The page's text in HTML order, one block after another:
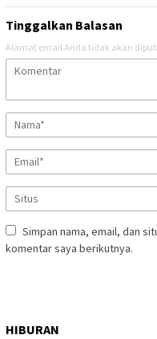
Tinggalkan Balasan
Alamat email Anda tidak akan
Simpan nama, email, dan
komentar saya berikutnya.
HIBURAN